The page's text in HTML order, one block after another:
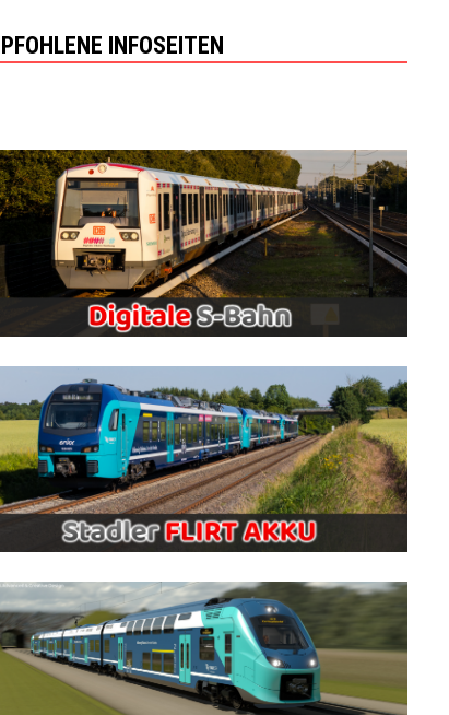
INFOSEITEN